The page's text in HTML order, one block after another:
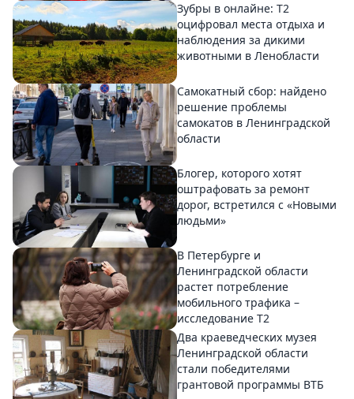
Зубры в онлайне: Т2
оцифровал места отдыха и
наблюдения за дикими
животными в Ленобласти
Самокатный сбор: найдено
решение проблемы
самокатов в Ленинградской
области
Блогер, которого хотят
оштрафовать за ремонт
дорог, встретился с «Новыми
людьми»
В Петербурге и
Ленинградской области
растет потребление
мобильного трафика –
исследование T2
Два краеведческих музея
Ленинградской области
стали победителями
грантовой программы ВТБ